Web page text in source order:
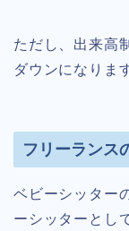
ただし、出来高
ダウンになりま
フリーランス
ベビーシッター
ーシッターとし